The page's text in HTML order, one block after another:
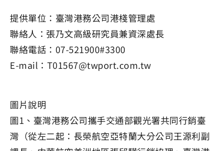
提供單位：臺灣港務公司港棧管理處
聯絡人：張乃文高級研究員兼資深處長
聯絡電話：07-521900#3300
E-mail：T01567@twport.com.tw
圖片說明
圖1、臺灣港務公司攜手交通部觀光署共同行銷臺
灣（從左二起：長榮航空亞特蘭大分公司王源利副